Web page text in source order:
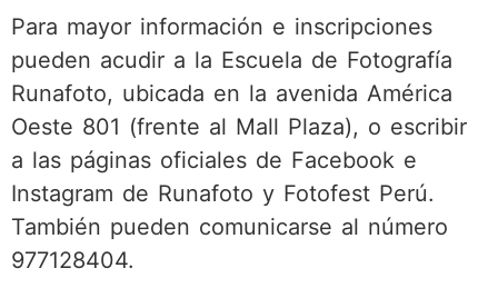
Para mayor información e inscripciones
pueden acudir a la Escuela de Fotografía
Runafoto, ubicada en la avenida América
Oeste 801 (frente al Mall Plaza), o escribir
a las páginas oficiales de Facebook e
Instagram de Runafoto y Fotofest Perú.
También pueden comunicarse al número
977128404.